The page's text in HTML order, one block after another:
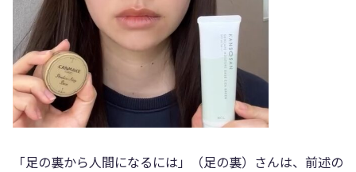
「足の裏から人間になるには」（足の裏）さんは、前述の